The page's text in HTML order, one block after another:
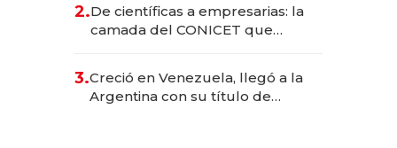
2.De científicas a empresarias: la
camada del CONICET que
3.Creció en Venezuela, llegó a la
Argentina con su título de